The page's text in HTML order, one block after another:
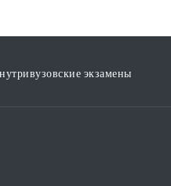
экзамены